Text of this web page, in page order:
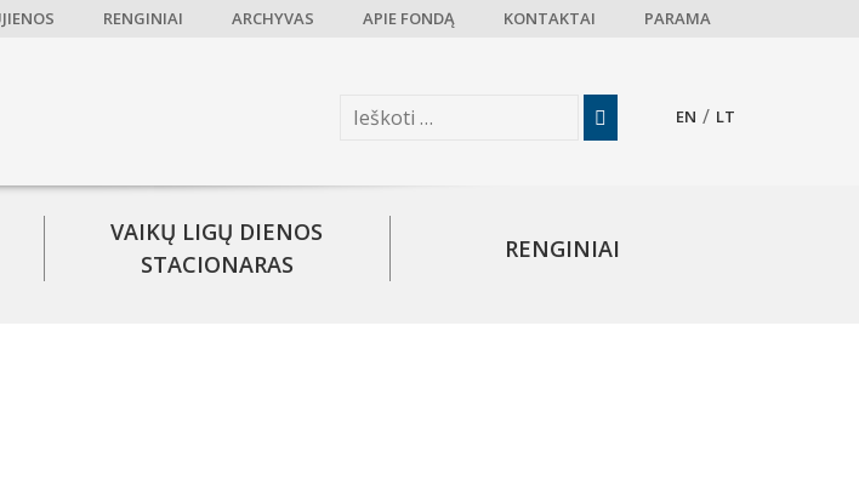
RENGINIAI ARCHYVAS APIE FONDĄ KONTAKTAI PARAMA
EN LT
VAIKŲ LIGŲ DIENOS
STACIONARAS
RENGINIAI